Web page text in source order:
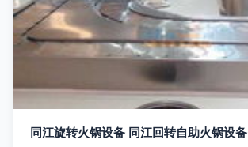
同江旋转火锅设备 同江回转自助火锅设备